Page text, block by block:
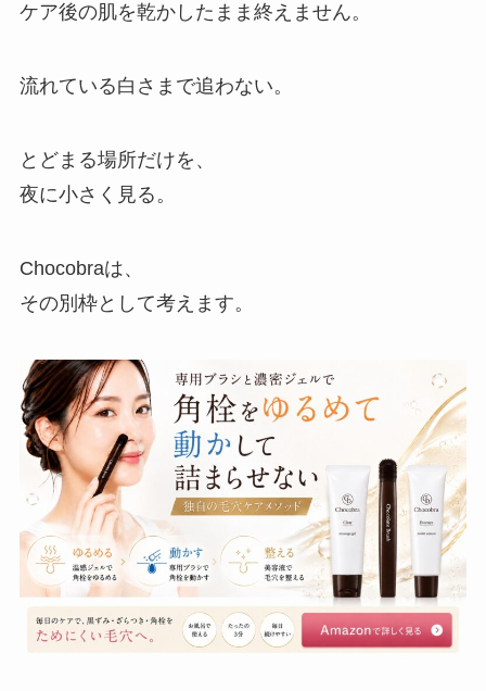
ケア後の肌を乾かしたまま終えません。
流れている白さまで追わない。
とどまる場所だけを、
夜に小さく見る。
Chocobraは、
その別枠として考えます。